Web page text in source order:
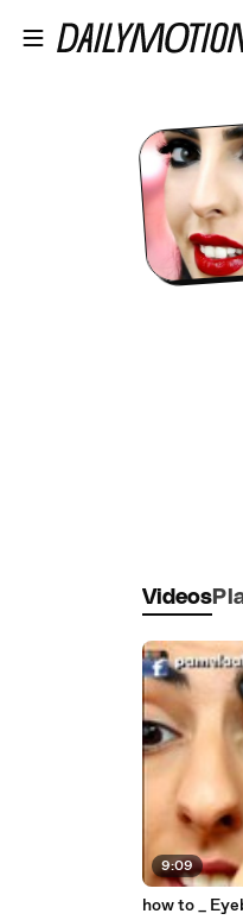
Videos
9:09